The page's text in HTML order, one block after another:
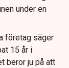
under en
företag säger
15 år i
beror ju på att